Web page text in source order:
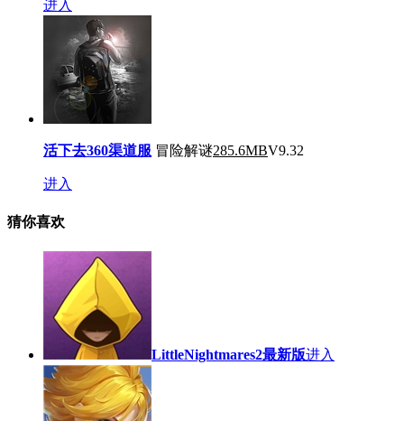
进入
活下去360渠道服 冒险解谜285.6MBV9.32
进入
猜你喜欢
LittleNightmares2最新版进入